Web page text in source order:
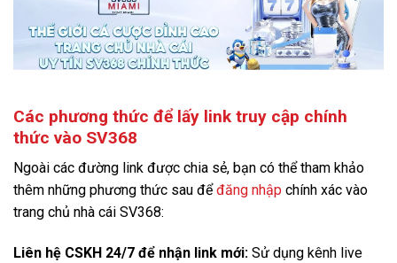
Các phương thức để lấy link truy cập chính
thức vào SV368
Ngoài các đường link được chia sẻ, bạn có thể tham khảo
thêm những phương thức sau đểđăng nhập chính xác vào
trang chủ nhà cái SV368:
Liên hệ CSKH 24/7 để nhận link mới: Sử dụng kênh live